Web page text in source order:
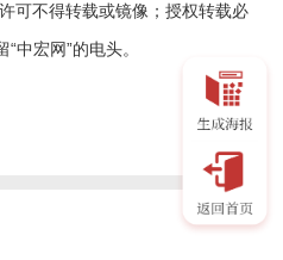
可不得转载或镜像；授权转载必
中宏网”的电头。